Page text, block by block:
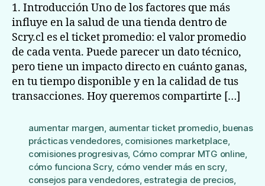
1. Introducción Uno de los factores que más
influye en la salud de una tienda dentro de
Scry.cl es el ticket promedio: el valor promedio
de cada venta. Puede parecer un dato técnico,
pero tiene un impacto directo en cuánto ganas,
en tu tiempo disponible y en la calidad de tus
transacciones. Hoy queremos compartirte […]
aumentar margen, aumentar ticket promedio, buenas
prácticas vendedores, comisiones marketplace,
comisiones progresivas, Cómo comprar MTG online,
cómo funciona Scry, cómo vender más en scry,
consejos para vendedores, estrategia de precios,